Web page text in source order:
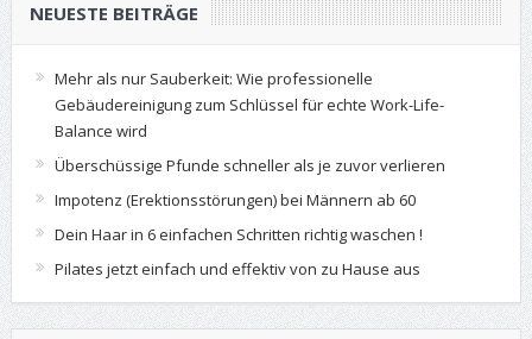
NEUESTE BEITRÄGE
Mehr als nur Sauberkeit: Wie professionelle
Gebäudereinigung zum Schlüssel für echte Work-Life-
Balance wird
Überschüssige Pfunde schneller als je zuvor verlieren
Impotenz (Erektionsstörungen) bei Männern ab 60
Dein Haar in 6 einfachen Schritten richtig waschen !
Pilates jetzt einfach und effektiv von zu Hause aus